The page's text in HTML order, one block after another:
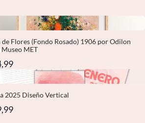
de Flores (Fondo Rosado) 1906 por Odilon
Museo MET
2025 Diseño Vertical